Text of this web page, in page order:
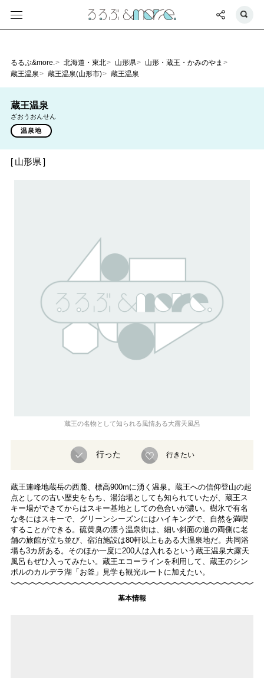
るるぶ&more. 北海道・東北 山形県
山形・蔵王・かみのやま
蔵王温泉
蔵王温泉(山形市) 蔵王温泉
蔵王温泉
ざおうおんせん
温泉地
山形県
蔵王の名物として知られる風情ある大露天風呂
行った 行きたい
蔵王連峰地蔵岳の西麓、標高900mに湧く温泉。蔵王への信仰登山の起
点としての古い歴史をもち、湯治場としても知られていたが、蔵王ス
キー場ができてからはスキー基地としての色合いが濃い。樹氷で有名
な冬にはスキーで、グリーンシーズンにはハイキングで、自然を満喫
することができる。硫黄臭の漂う温泉街は、細い斜面の道の両側に老
舗の旅館が立ち並び、宿泊施設は80軒以上もある大温泉地だ。共同浴
場も3カ所ある。そのほか一度に200人は入れるという蔵王温泉大露天
風呂もぜひ入ってみたい。蔵王エコーラインを利用して、蔵王のシン
ボルのカルデラ湖「お釜」見学も観光ルートに加えたい。
基本情報